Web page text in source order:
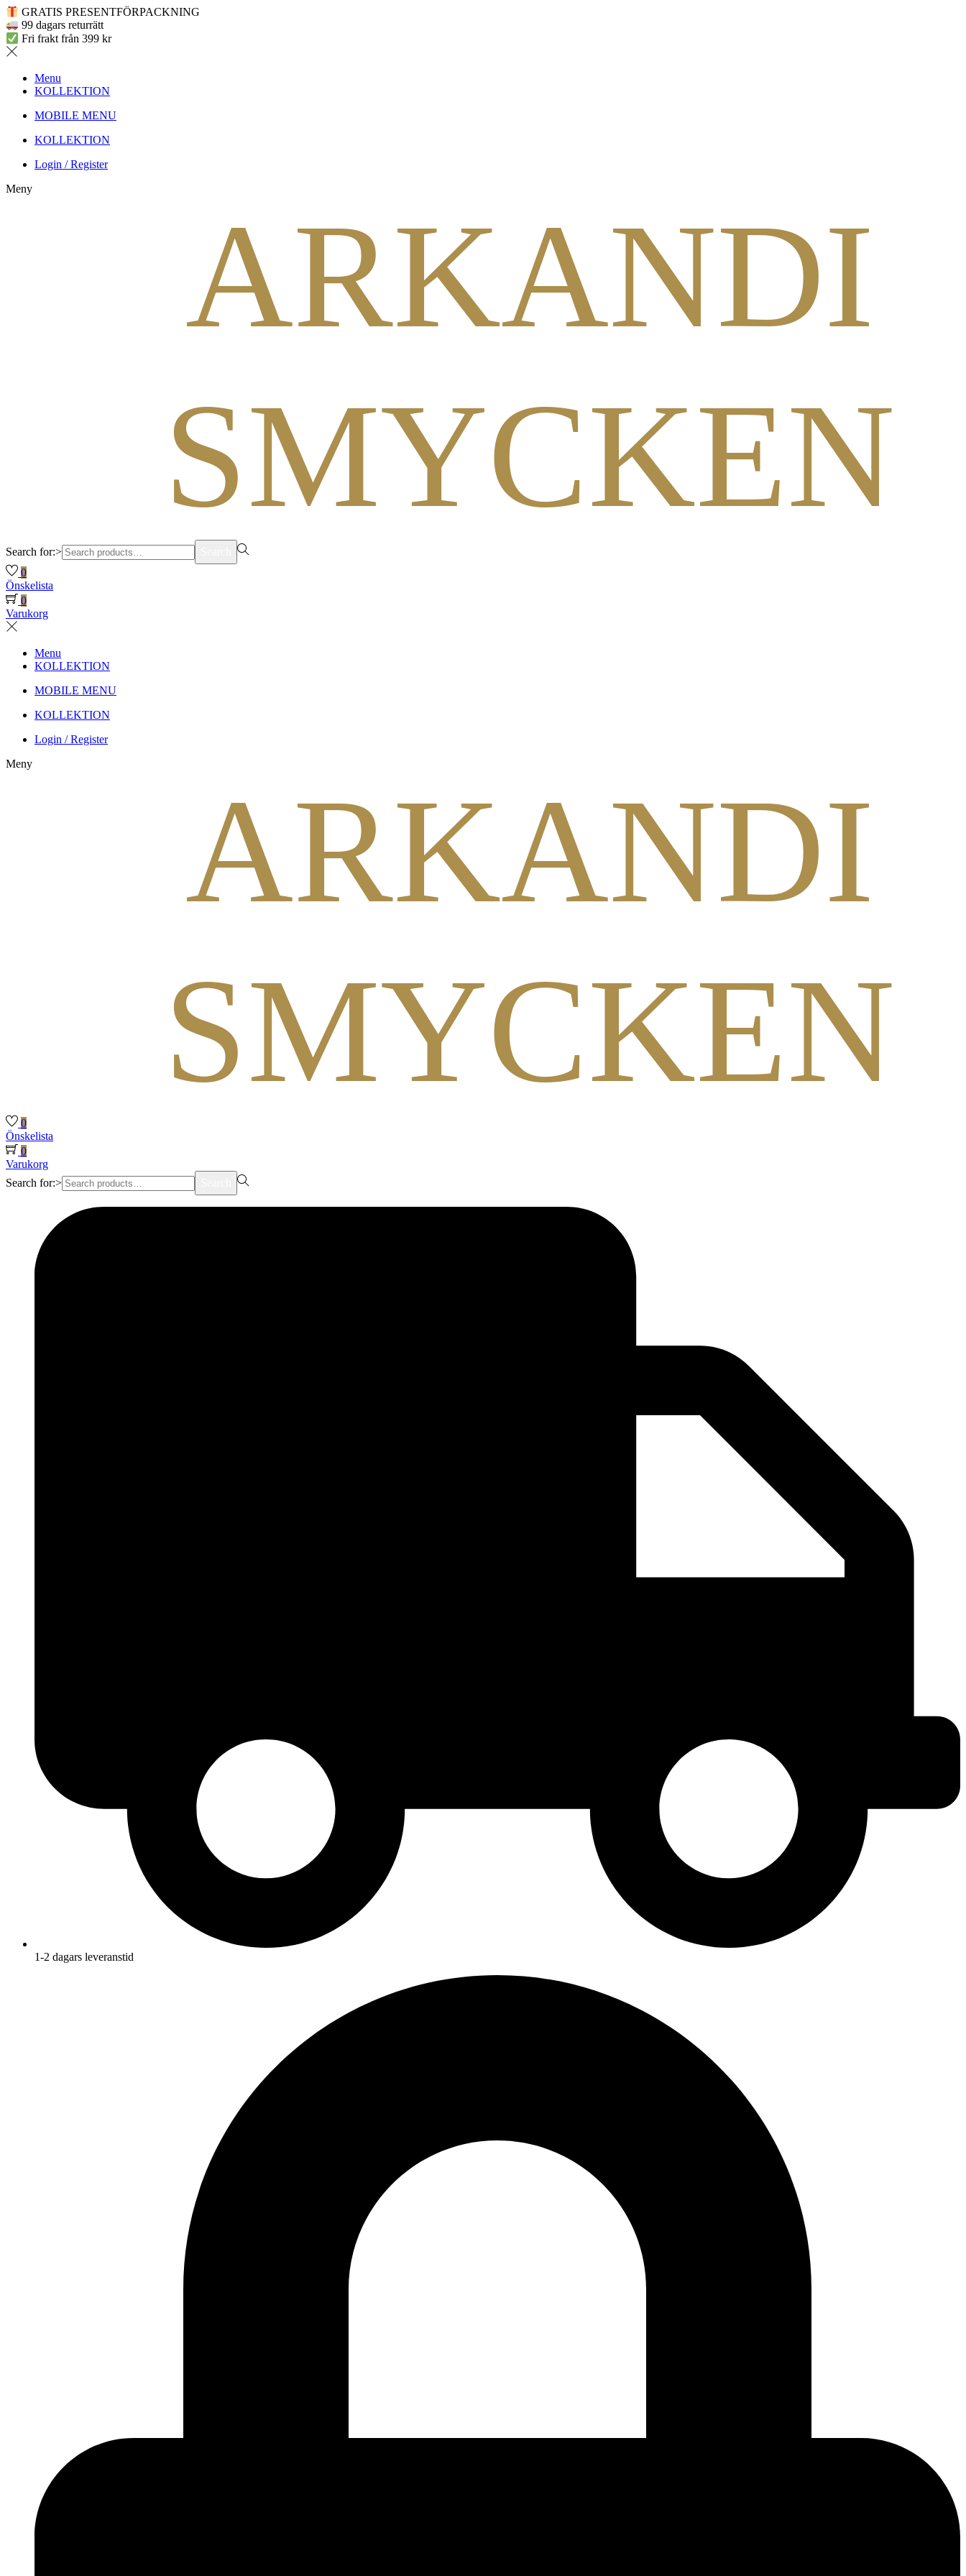
GRATIS PRESENTFÖRPACKNING
99 dagars returrätt
Fri frakt från 399 kr
Menu
KOLLEKTION
MOBILE MENU
KOLLEKTION
Login / Register
Meny
Search for:>
0
Önskelista
0
Varukorg
Menu
KOLLEKTION
MOBILE MENU
KOLLEKTION
Login / Register
Meny
0
Önskelista
0
Varukorg
Search for:>
1-2 dagars leveranstid